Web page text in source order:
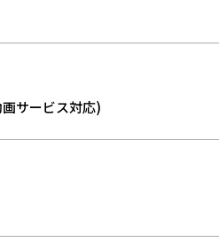
サービス対応)